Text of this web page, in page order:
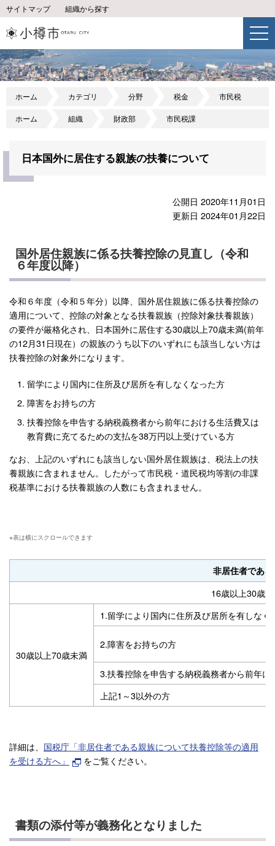
サイトマップ 組織から探す
ホーム カテゴリ 分野 税金 市民税
ホーム 組織 財政部 市民税課
日本国外に居住する親族の扶養について
公開日 2020年11月01日
更新日 2024年01月22日
国外居住親族に係る扶養控除の見直し（令和
６年度以降）
令和６年度（令和５年分）以降、国外居住親族に係る扶養控除の
適用について、控除の対象となる扶養親族（控除対象扶養親族）
の要件が厳格化され、日本国外に居住する30歳以上70歳未満(前年
の12月31日現在）の親族のうち以下のいずれにも該当しない方は
扶養控除の対象外になります。
留学により国内に住所及び居所を有しなくなった方
障害をお持ちの方
扶養控除を申告する納税義務者から前年における生活費又は
教育費に充てるための支払を38万円以上受けている方
なお、上記のいずれにも該当しない国外居住親族は、税法上の扶
養親族に含まれません。したがって市民税・道民税均等割の非課
税基準における扶養親族の人数にも含まれません。
非居住者であ
16歳以上30歳
30歳以上70歳未満
1.留学により国内に住所及び居所を有しなく
2.障害をお持ちの方
3.扶養控除を申告する納税義務者から前年
上記1～3以外の方
詳細は、 国税庁「非居住者である親族について扶養控除等の適用
を受ける方へ」
をご覧ください。
書類の添付等が義務化となりました